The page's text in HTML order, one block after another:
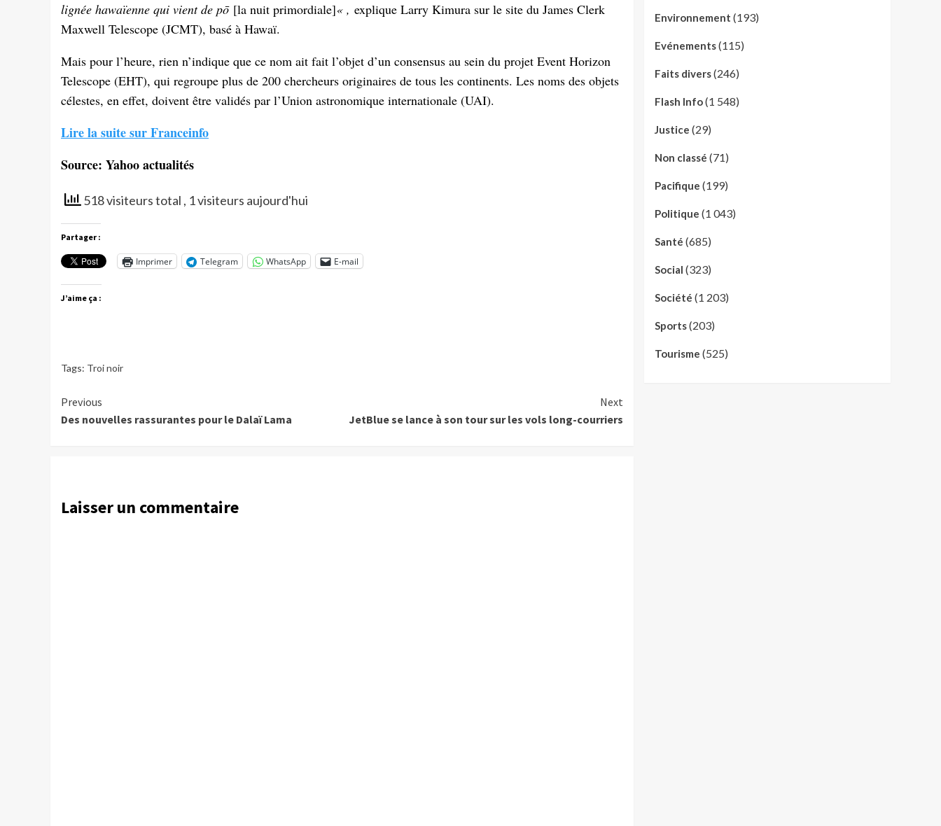
lignée hawaïenne qui vient de pō[la nuit primordiale]« , explique Larry Kimura sur le site du James Clerk
Maxwell Telescope (JCMT), basé à Hawaï.
Mais pour l’heure, rien n’indique que ce nom ait fait l’objet d’un consensus au sein du projet Event Horizon
Telescope (EHT), qui regroupe plus de 200 chercheurs originaires de tous les continents. Les noms des objets
célestes, en effet, doivent être validés par l’Union astronomique internationale (UAI).
Lire la suite sur Franceinfo
Source: Yahoo actualités
518 visiteurs total , 1 visiteurs aujourd'hui
Partager :
Imprimer Telegram WhatsApp E-mail
J’aime ça :
Tags: Troi noir
Continue
Reading
Previous
Des nouvelles rassurantes pour le Dalaï Lama
Next
JetBlue se lance à son tour sur les vols long-courriers
Laisser un commentaire
Environnement (193)
Evénements(115)
Faits divers(246)
Flash Info(1 548)
Justice (29)
Non classé (71)
Pacifique (199)
Politique (1 043)
Santé (685)
Social (323)
Société (1 203)
Sports(203)
Tourisme (525)